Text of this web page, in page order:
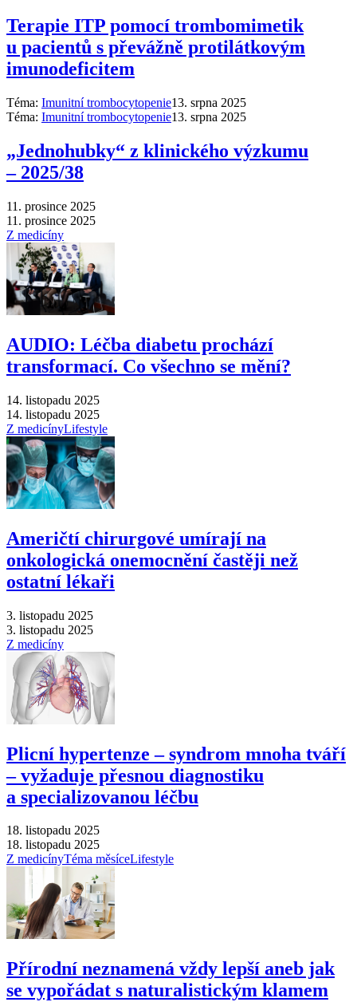
Terapie ITP pomocí trombomimetik
u pacientů s převážně protilátkovým
imunodeficitem
Téma: Imunitní trombocytopenie13. srpna 2025
Téma: Imunitní trombocytopenie13. srpna 2025
„Jednohubky“ z klinického výzkumu
–⁠ 2025/38
11. prosince 2025
11. prosince 2025
Z medicíny
AUDIO: Léčba diabetu prochází
transformací. Co všechno se mění?
14. listopadu 2025
14. listopadu 2025
Z medicínyLifestyle
Američtí chirurgové umírají na
onkologická onemocnění častěji než
ostatní lékaři
3. listopadu 2025
3. listopadu 2025
Z medicíny
Plicní hypertenze –⁠ syndrom mnoha tváří
–⁠ vyžaduje přesnou diagnostiku
a specializovanou léčbu
18. listopadu 2025
18. listopadu 2025
Z medicínyTéma měsíceLifestyle
Přírodní neznamená vždy lepší aneb jak
se vypořádat s naturalistickým klamem